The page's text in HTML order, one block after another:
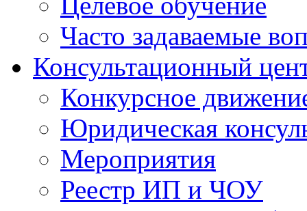
Часто задаваемые
Консультационный
Конкурсное
Юридическая
Мероприятия
Реестр ИП и ЧОУ